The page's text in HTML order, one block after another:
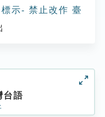
示- 禁止改作 臺
台語